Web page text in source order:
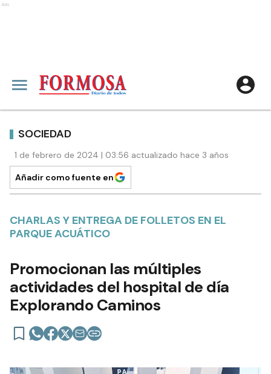
Ads
SOCIEDAD
1 de febrero de 2024 | 03:56 actualizado hace 3 años
Añadir como fuente en
CHARLAS Y ENTREGA DE FOLLETOS EN EL
PARQUE ACUÁTICO
Promocionan las múltiples
actividades del hospital de día
Explorando Caminos